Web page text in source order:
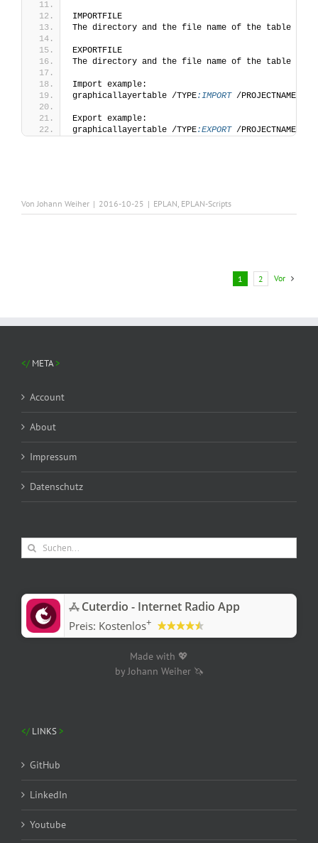
IMPORTFILE
The directory and the file name of the table to
EXPORTFILE
The directory and the file name of the table to
Import example:
graphicallayertable /TYPE:IMPORT /PROJECTNAME
Export example:
graphicallayertable /TYPE:EXPORT /PROJECTNAME
VonJohann Weiher | 2016-10-25 | EPLAN, EPLAN-Scripts
1 2 Vor
META
Account
About
Impressum
Datenschutz
Suche
nach:
‎Cuterdio - Internet Radio App
Preis: Kostenlos+
Made with 💖
by Johann Weiher 🦄
LINKS
GitHub
LinkedIn
Youtube